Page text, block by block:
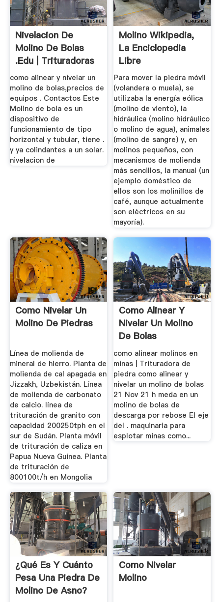
Nivelacion De
Molino De Bolas
.edu | Trituradoras
Y Molinos
como alinear y nivelar un
molino de bolas,precios de
equipos . Contactos Este
Molino de bola es un
dispositivo de
funcionamiento de tipo
horizontal y tubular, tiene .
y ya colindantes a un solar.
nivelacion de
Molino Wikipedia,
La Enciclopedia
Libre
Para mover la piedra móvil
(volandera o muela), se
utilizaba la energía eólica
(molino de viento), la
hidráulica (molino hidráulico
o molino de agua), animales
(molino de sangre) y, en
molinos pequeños, con
mecanismos de molienda
más sencillos, la manual (un
ejemplo doméstico de
ellos son los molinillos de
café, aunque actualmente
son eléctricos en su
mayoría).
Como Nivelar Un
Molino De Piedras
Línea de molienda de
mineral de hierro. Planta de
molienda de cal apagada en
Jizzakh, Uzbekistán. Línea
de molienda de carbonato
de calcio. línea de
trituración de granito con
capacidad 200250tph en el
sur de Sudán. Planta móvil
de trituración de caliza en
Papua Nueva Guinea. Planta
de trituración de
800100t/h en Mongolia
Como Alinear Y
Nivelar Un Molino
De Bolas
como alinear molinos en
minas | Trituradora de
piedra como alinear y
nivelar un molino de bolas
21 Nov 21 h meda en un
molino de bolas de
descarga por rebose El eje
del . maquinaria para
esplotar minas como...
¿Qué Es Y Cuánto
Pesa Una Piedra De
Molino De Asno?
Como Nivelar
Molino